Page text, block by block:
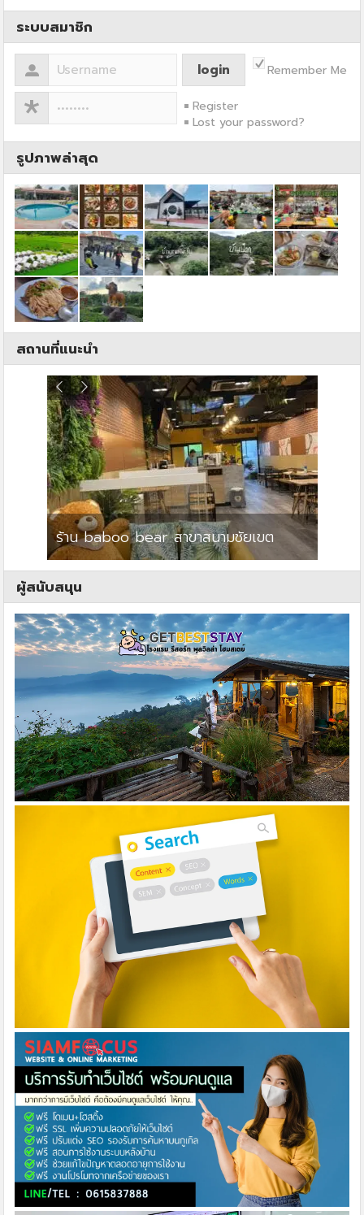
ระบบสมาชิก
Remember Me
Register
Lost your password?
รูปภาพล่าสุด
สถานที่แนะนำ
ร้าน baboo bear สาขาสนามชัยเขต
ผู้สนับสนุน